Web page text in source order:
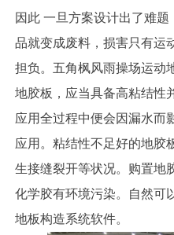
因此 一旦方案设计出了难
品就变成废料，损害只有运
担负。五角枫风雨操场运动
地胶板，应当具备高粘结性
应用全过程中便会因漏水而
应用。粘结性不足好的地胶
生接缝裂开等状况。购置地
化学胶有环境污染。自然可
地板构造系统软件。